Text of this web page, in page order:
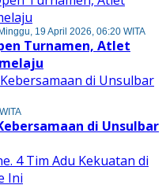
19 April 2026, 06:20 WITA
Turnamen, Atlet
di Unsulbar